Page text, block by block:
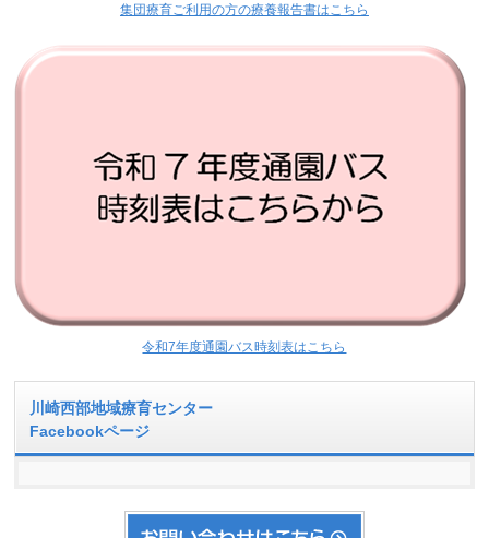
集団療育ご利用の方の療養報告書はこちら
令和7年度通園バス時刻表はこちら
川崎西部地域療育センター
Facebookページ